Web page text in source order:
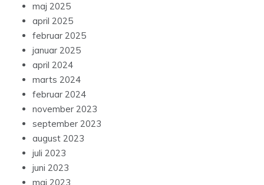
maj 2025
april 2025
februar 2025
januar 2025
april 2024
marts 2024
februar 2024
november 2023
september 2023
august 2023
juli 2023
juni 2023
maj 2023